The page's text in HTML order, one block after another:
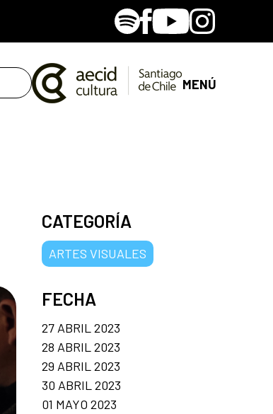
SpotifyFacebook
YoutubeInstagram
MENÚ
CATEGORÍA
ARTES VISUALES
FECHA
27 ABRIL 2023
28 ABRIL 2023
29 ABRIL 2023
30 ABRIL 2023
01 MAYO 2023